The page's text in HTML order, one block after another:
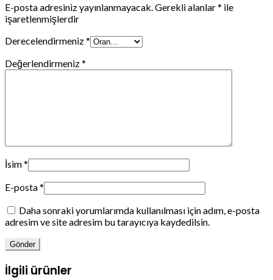
E-posta adresiniz yayınlanmayacak. Gerekli alanlar* ile
işaretlenmişlerdir
Derecelendirmeniz*
Değerlendirmeniz*
İsim*
E-posta*
Daha sonraki yorumlarımda kullanılması için adım, e-posta
adresim ve site adresim bu tarayıcıya kaydedilsin.
İlgili ürünler